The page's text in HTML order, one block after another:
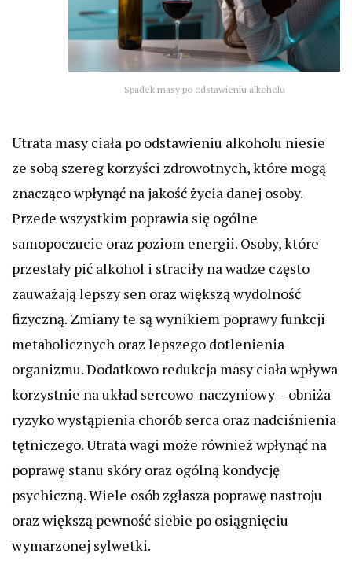
Spadek masy po odstawieniu alkoholu
Utrata masy ciała po odstawieniu alkoholu niesie
ze sobą szereg korzyści zdrowotnych, które mogą
znacząco wpłynąć na jakość życia danej osoby.
Przede wszystkim poprawia się ogólne
samopoczucie oraz poziom energii. Osoby, które
przestały pić alkohol i straciły na wadze często
zauważają lepszy sen oraz większą wydolność
fizyczną. Zmiany te są wynikiem poprawy funkcji
metabolicznych oraz lepszego dotlenienia
organizmu. Dodatkowo redukcja masy ciała wpływa
korzystnie na układ sercowo-naczyniowy – obniża
ryzyko wystąpienia chorób serca oraz nadciśnienia
tętniczego. Utrata wagi może również wpłynąć na
poprawę stanu skóry oraz ogólną kondycję
psychiczną. Wiele osób zgłasza poprawę nastroju
oraz większą pewność siebie po osiągnięciu
wymarzonej sylwetki.